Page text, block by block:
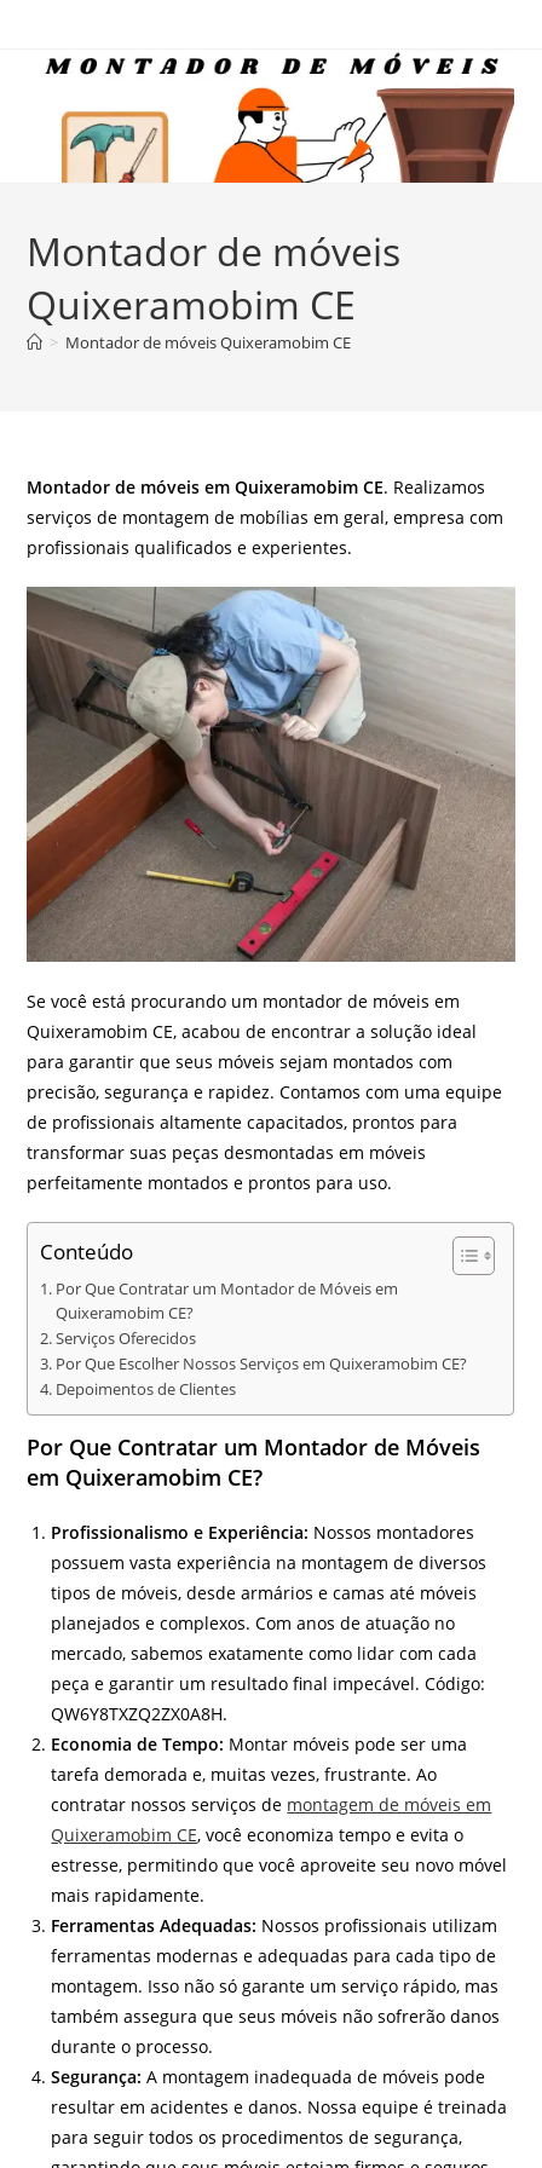
Montador de móveis
Quixeramobim CE
> Montador de móveis Quixeramobim CE
Montador de móveis em Quixeramobim CE. Realizamos
serviços de montagem de mobílias em geral, empresa com
profissionais qualificados e experientes.
Se você está procurando um montador de móveis em
Quixeramobim CE, acabou de encontrar a solução ideal
para garantir que seus móveis sejam montados com
precisão, segurança e rapidez. Contamos com uma equipe
de profissionais altamente capacitados, prontos para
transformar suas peças desmontadas em móveis
perfeitamente montados e prontos para uso.
Conteúdo
Por Que Contratar um Montador de Móveis em
Quixeramobim CE?
Serviços Oferecidos
Por Que Escolher Nossos Serviços em Quixeramobim CE?
Depoimentos de Clientes
Por Que Contratar um Montador de Móveis
em Quixeramobim CE?
Profissionalismo e Experiência: Nossos montadores
possuem vasta experiência na montagem de diversos
tipos de móveis, desde armários e camas até móveis
planejados e complexos. Com anos de atuação no
mercado, sabemos exatamente como lidar com cada
peça e garantir um resultado final impecável. Código:
QW6Y8TXZQ2ZX0A8H.
Economia de Tempo: Montar móveis pode ser uma
tarefa demorada e, muitas vezes, frustrante. Ao
contratar nossos serviços de montagem de móveis em
Quixeramobim CE, você economiza tempo e evita o
estresse, permitindo que você aproveite seu novo móvel
mais rapidamente.
Ferramentas Adequadas: Nossos profissionais utilizam
ferramentas modernas e adequadas para cada tipo de
montagem. Isso não só garante um serviço rápido, mas
também assegura que seus móveis não sofrerão danos
durante o processo.
Segurança: A montagem inadequada de móveis pode
resultar em acidentes e danos. Nossa equipe é treinada
para seguir todos os procedimentos de segurança,